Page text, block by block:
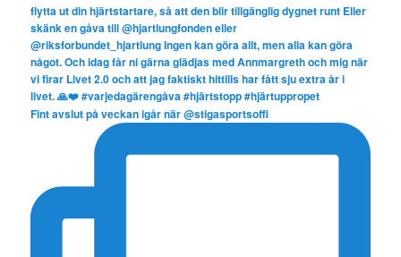
Fint avslut på veckan igår när @stigasportsoffi